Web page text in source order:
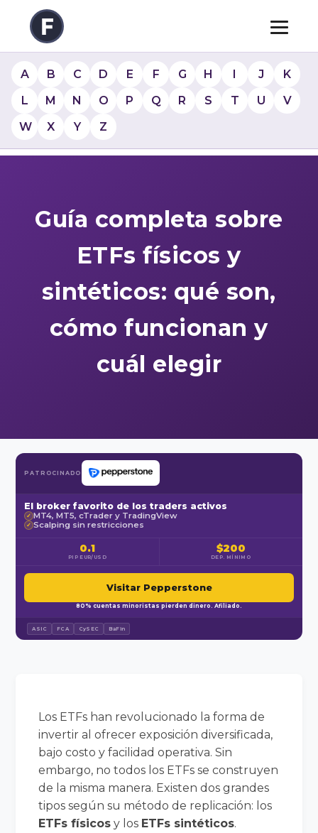
A B C D E F G H I J
K
L
M N O P Q R S T U
V
W
X Y Z
Guía completa sobre
ETFs físicos y
sintéticos: qué son,
cómo funcionan y
cuál elegir
PATROCINADO
El broker favorito de los traders activos
✓ MT4, MT5, cTrader y TradingView
✓ Scalping sin restricciones
0.1
PIP EUR/USD
$200
DEP. MÍNIMO
Visitar Pepperstone
80% cuentas minoristas pierden dinero. Afiliado.
ASIC FCA CySEC BaFin
Los ETFs han revolucionado la forma de
invertir al ofrecer exposición diversificada,
bajo costo y facilidad operativa. Sin
embargo, no todos los ETFs se construyen
de la misma manera. Existen dos grandes
tipos según su método de replicación: los
ETFs físicos y los ETFs sintéticos.